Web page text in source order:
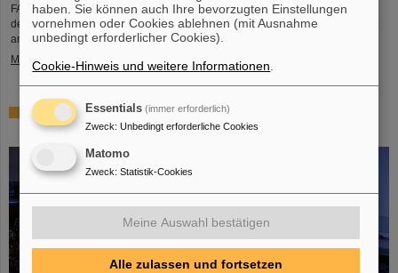
FAIR und GSI trauern um einen herausragenden Wissenschaftler und einen
der Wegbereiter für das FAIR-Projekt. Der indische Physiker Bikash Sinha ist
am 11. August im Alter von 78 Jahren von uns gegangen.
Mehr »
25 Jahre Tumortherapie: Präzise Waffen im Kampf gegen
den Krebs
haben. Sie können auch Ihre bevorzugten Einstellungen
vornehmen oder Cookies ablehnen (mit Ausnahme
unbedingt erforderlicher Cookies).
Cookie-Hinweis und weitere Informationen
Essentials (immer erforderlich)
Zweck: Unbedingt erforderliche Cookies
Matomo
Zweck: Statistik-Cookies
Meine Auswahl bestätigen
Alle zulassen und fortsetzen